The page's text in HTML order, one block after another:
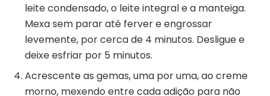
leite condensado, o leite integral e a manteiga.
Mexa sem parar até ferver e engrossar
levemente, por cerca de 4 minutos. Desligue e
deixe esfriar por 5 minutos.
Acrescente as gemas, uma por uma, ao creme
morno, mexendo entre cada adição para não